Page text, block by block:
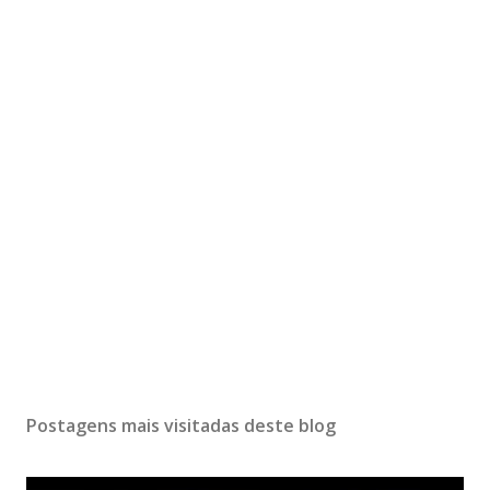
Postagens mais visitadas deste blog